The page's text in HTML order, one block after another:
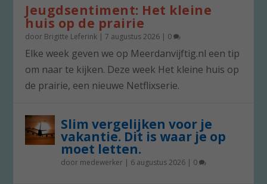
Jeugdsentiment: Het kleine
huis op de prairie
door Brigitte Leferink |7 augustus 2026 | 0
Elke week geven we op Meerdanvijftig.nl een tip
om naar te kijken. Deze week Het kleine huis op
de prairie, een nieuwe Netflixserie.
Slim vergelijken voor je
vakantie. Dit is waar je op
moet letten.
door medewerker | 6 augustus 2026 | 0